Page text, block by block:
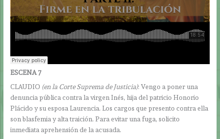
ESCENA 7
CLAUDIO (en la Corte Suprema de Justicia): Vengo a poner una
denuncia pública contra la virgen Inés, hija del patricio Honorio
Plácido y su esposa Laurencia. Los cargos que presento contra ella
son blasfemia y alta traición. Para evitar una fuga, solicito
inmediata aprehensión de la acusada.